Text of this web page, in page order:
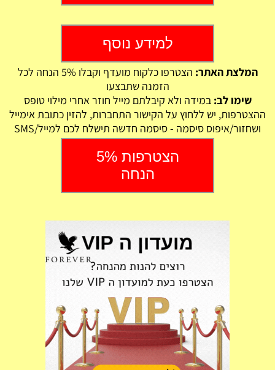
למידע נוסף
המלצת האתר:
הצטרפו כלקוח מועדף וקבלו 5% הנחה לכל
הזמנה שתבצעו
שימו לב: במידה ולא קיבלתם מייל חוזר אחרי מילוי טופס
ההצטרפות, יש ללחוץ על הקישור התחברות, להזין כתובת אימייל
ושחזור/איפוס סיסמה - סיסמה חדשה תישלח לכם למייל/SMS
הצטרפות 5%
הנחה